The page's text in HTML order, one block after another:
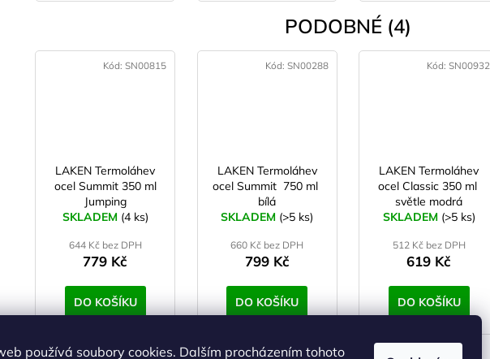
používá soubory cookies. Dalším procházením tohoto
PODOBNÉ (4)
LAKEN Termoláhev
ocel Summit 350 ml
Jumping
SKLADEM (4 ks)
644 Kč bez DPH
779 Kč
DO KOŠÍKU
Kód:SN00815
LAKEN Termoláhev
ocel Summit 750 ml
bílá
SKLADEM (>5 ks)
660 Kč bez DPH
799 Kč
DO KOŠÍKU
Kód: SN00288
LAKEN Termoláhev
ocel Classic 350 ml
světle modrá
SKLADEM (>5 ks)
512 Kč bez DPH
619 Kč
DO KOŠÍKU
Kód:SN00932